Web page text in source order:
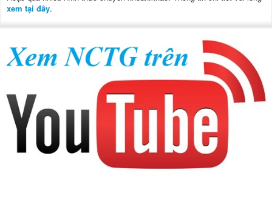
xem tại đây.